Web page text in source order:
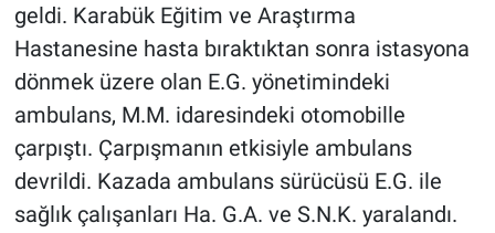
geldi. Karabük Eğitim ve Araştırma
Hastanesine hasta bıraktıktan sonra istasyona
dönmek üzere olan E.G. yönetimindeki
ambulans, M.M. idaresindeki otomobille
çarpıştı. Çarpışmanın etkisiyle ambulans
devrildi. Kazada ambulans sürücüsü E.G. ile
sağlık çalışanları Ha. G.A. ve S.N.K. yaralandı.